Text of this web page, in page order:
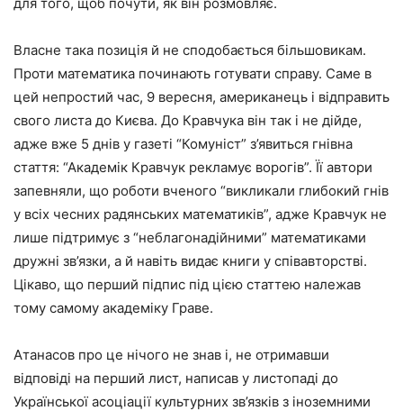
Власне така позиція й не сподобається більшовикам.
Проти математика починають готувати справу. Саме в
цей непростий час, 9 вересня, американець і відправить
свого листа до Києва. До Кравчука він так і не дійде,
адже вже 5 днів у газеті “Комуніст” з’явиться гнівна
стаття: “Академік Кравчук рекламує ворогів”. Її автори
запевняли, що роботи вченого “викликали глибокий гнів
у всіх чесних радянських математиків”, адже Кравчук не
лише підтримує з “неблагонадійними” математиками
дружні зв’язки, а й навіть видає книги у співавторстві.
Цікаво, що перший підпис під цією статтею належав
тому самому академіку Граве.
Атанасов про це нічого не знав і, не отримавши
відповіді на перший лист, написав у листопаді до
Української асоціації культурних зв’язків з іноземними